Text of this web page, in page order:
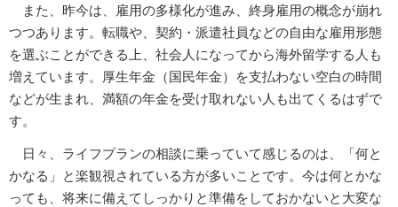
また、昨今は、雇用の多様化が進み、終身雇用の概念が崩れ
つつあります。転職や、契約・派遣社員などの自由な雇用形態
を選ぶことができる上、社会人になってから海外留学する人も
増えています。厚生年金（国民年金）を支払わない空白の時間
などが生まれ、満額の年金を受け取れない人も出てくるはずで
す。
日々、ライフプランの相談に乗っていて感じるのは、「何と
かなる」と楽観視されている方が多いことです。今は何とかな
っても、将来に備えてしっかりと準備をしておかないと大変な